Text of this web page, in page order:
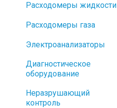
Расходомеры жидкости
Расходомеры газа
Электроанализаторы
Диагностическое
оборудование
Неразрушающий
контроль